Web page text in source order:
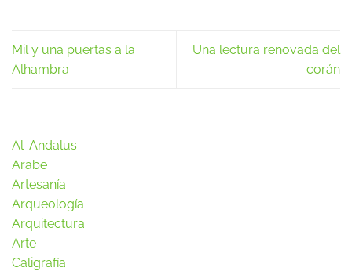
Mil y una puertas a la
Alhambra
Una lectura renovada del
corán
Al-Andalus
Arabe
Artesanía
Arqueología
Arquitectura
Arte
Caligrafía